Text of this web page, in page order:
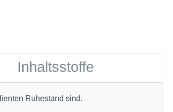
Inhaltsstoffe
Ruhestand sind.